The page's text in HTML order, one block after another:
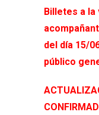
Billetes a la
del día 15/
público